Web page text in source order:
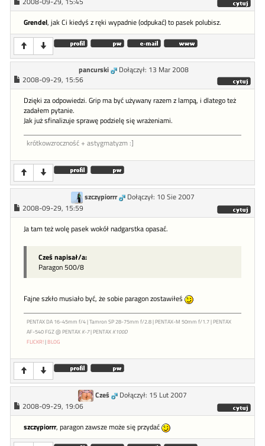
Grendel, jak Ci kiedyś z ręki wypadnie (odpukać) to pasek polubisz.
pancurski
Dołączył: 13 Mar 2008
2008-09-29, 15:56
Dzięki za odpowiedzi. Grip ma być używany razem z lampą, i dlatego też
zadałem pytanie.
Jak już sfinalizuje sprawę podzielę się wrażeniami.
krótkowzroczność + astygmatyzm :]
szczypiorrr
Dołączył: 10 Sie 2007
2008-09-29, 15:59
Ja tam też wolę pasek wokół nadgarstka opasać.
Cześ napisał/a:
Paragon 500/8
Fajne szkło musiało być, że sobie paragon zostawiłeś
PENTAX DA 16-45mm f/4 | Tamron SP 28-75mm f/2.8 | PENTAX-M 50mm f/1.7 | PENTAX
AF-540 FGZ @ PENTAX K-7| PENTAX K100D
FLICKR!|BLOG
Cześ
Dołączył: 15 Lut 2007
2008-09-29, 19:06
szczypiorrr, paragon zawsze może się przydać